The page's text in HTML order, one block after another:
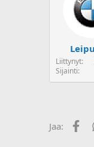
Liittynyt
Sijainti
Jaa: